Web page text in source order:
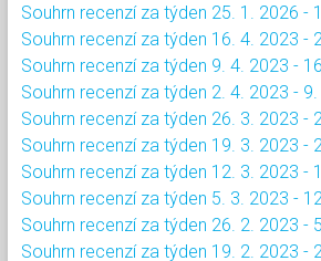
Souhrn recenzí za týden 25. 1. 2026 -
Souhrn recenzí za týden 16. 4. 2023 -
Souhrn recenzí za týden 9. 4. 2023 -
Souhrn recenzí za týden 2. 4. 2023 - 9.
Souhrn recenzí za týden 26. 3. 2023 -
Souhrn recenzí za týden 19. 3. 2023 -
Souhrn recenzí za týden 12. 3. 2023 -
Souhrn recenzí za týden 5. 3. 2023 -
Souhrn recenzí za týden 26. 2. 2023 -
Souhrn recenzí za týden 19. 2. 2023 -